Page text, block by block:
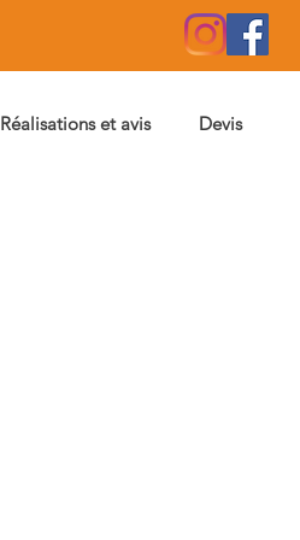
Réalisations et avis Devis